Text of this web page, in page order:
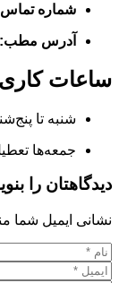
شماره
آدرس مطب:
ساعات
شنبه تا پنج‌شنبه
جمعه‌ها
دیدگاهتان را
نشانی ایمیل شما